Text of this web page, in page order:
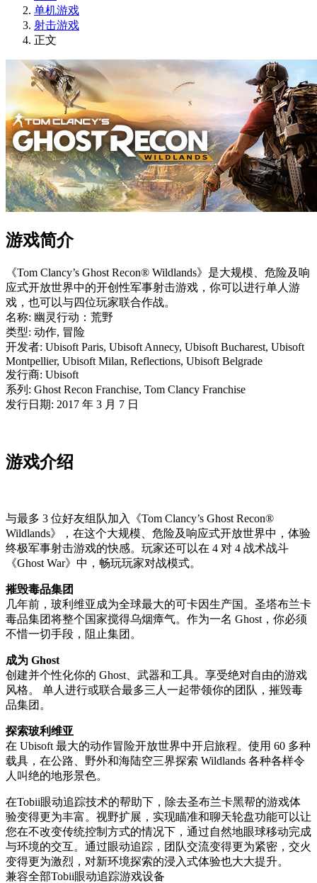
单机游戏
射击游戏
正文
游戏简介
《Tom Clancy’s Ghost Recon® Wildlands》是大规模、危险及响
应式开放世界中的开创性军事射击游戏，你可以进行单人游
戏，也可以与四位玩家联合作战。
名称: 幽灵行动：荒野
类型: 动作, 冒险
开发者: Ubisoft Paris, Ubisoft Annecy, Ubisoft Bucharest, Ubisoft
Montpellier, Ubisoft Milan, Reflections, Ubisoft Belgrade
发行商: Ubisoft
系列: Ghost Recon Franchise, Tom Clancy Franchise
发行日期: 2017 年 3 月 7 日
游戏介绍
与最多 3 位好友组队加入《Tom Clancy’s Ghost Recon®
Wildlands》，在这个大规模、危险及响应式开放世界中，体验
终极军事射击游戏的快感。玩家还可以在 4 对 4 战术战斗
《Ghost War》中，畅玩玩家对战模式。
摧毁毒品集团
几年前，玻利维亚成为全球最大的可卡因生产国。圣塔布兰卡
毒品集团将整个国家搅得乌烟瘴气。作为一名 Ghost，你必须
不惜一切手段，阻止集团。
成为 Ghost
创建并个性化你的 Ghost、武器和工具。享受绝对自由的游戏
风格。 单人进行或联合最多三人一起带领你的团队，摧毁毒
品集团。
探索玻利维亚
在 Ubisoft 最大的动作冒险开放世界中开启旅程。使用 60 多种
载具，在公路、野外和海陆空三界探索 Wildlands 各种各样令
人叫绝的地形景色。
在Tobii眼动追踪技术的帮助下，除去圣布兰卡黑帮的游戏体
验变得更为丰富。视野扩展，实现瞄准和聊天轮盘功能可以让
您在不改变传统控制方式的情况下，通过自然地眼球移动完成
与环境的交互。通过眼动追踪，团队交流变得更为紧密，交火
变得更为激烈，对新环境探索的浸入式体验也大大提升。
兼容全部Tobii眼动追踪游戏设备